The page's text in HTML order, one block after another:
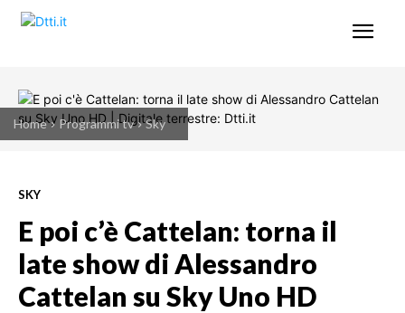
Home Programmi tv Sky
SKY
E poi c’è Cattelan: torna il
late show di Alessandro
Cattelan su Sky Uno HD